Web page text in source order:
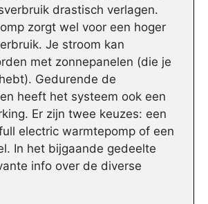
drastisch verlagen.
zorgt wel voor een hoger
Je stroom kan
met zonnepanelen (die je
Gedurende de
heeft het systeem ook een
Er zijn twee keuzes: een
electric warmtepomp of een
In het bijgaande gedeelte
info over de diverse